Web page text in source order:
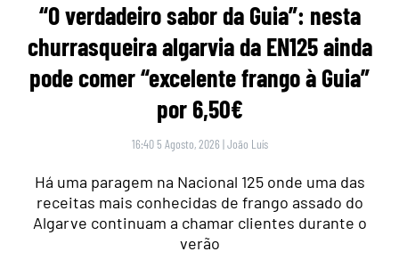
“O verdadeiro sabor da Guia”: nesta
churrasqueira algarvia da EN125 ainda
pode comer “excelente frango à Guia”
por 6,50€
16:40 5 Agosto, 2026 |João Luís
Há uma paragem na Nacional 125 onde uma das
receitas mais conhecidas de frango assado do
Algarve continuam a chamar clientes durante o
verão